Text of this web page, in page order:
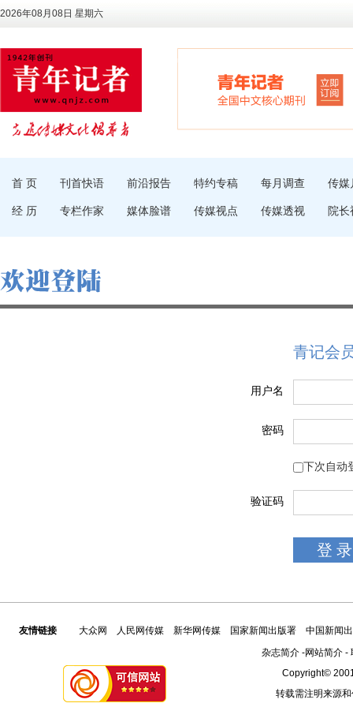
2026年08月08日 星期六
首 页 刊首快语 前沿报告 特约专稿 每月调查 传媒
经 历 专栏作家 媒体脸谱 传媒视点 传媒透视 院长
青记会
用户名
密码
下次自动
验证码
友情链接 大众网 人民网传媒 新华网传媒 国家新闻出版署
中国新闻
杂志简介 -网站简介 -
Copyright©
转载需注明来源